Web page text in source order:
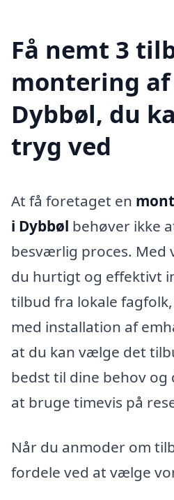
Få nemt 3
montering
Dybbøl, du
tryg ved
At få foretaget en
i Dybbøl behøver ikke
besværlig proces. Med
du hurtigt og effektivt
tilbud fra lokale
med installation af
at du kan vælge det
bedst til dine behov
at bruge timevis på
Når du anmoder om
fordele ved at vælge